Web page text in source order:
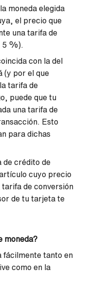
moneda elegida
el precio que
una tarifa de
5 %).
con la del
(y por el que
tarifa de
puede que tu
una tarifa de
Esto
para dichas
de crédito de
cuyo precio
de conversión
de tu tarjeta te
moneda?
fácilmente tanto en
como en la